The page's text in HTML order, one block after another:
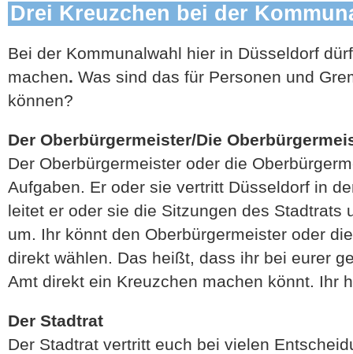
Drei Kreuzchen bei der
Bei der Kommunalwahl hier in Düsseldorf
machen. Was sind das für Personen und
können?
Der Oberbürgermeister/Die
Der Oberbürgermeister oder die
Aufgaben. Er oder sie vertritt Düsseldorf in
leitet er oder sie die Sitzungen des Stadtrats
um. Ihr könnt den Oberbürgermeister oder
direkt wählen. Das heißt, dass ihr bei eurer
Amt direkt ein Kreuzchen machen könnt. Ihr
Der Stadtrat
Der Stadtrat vertritt euch bei vielen